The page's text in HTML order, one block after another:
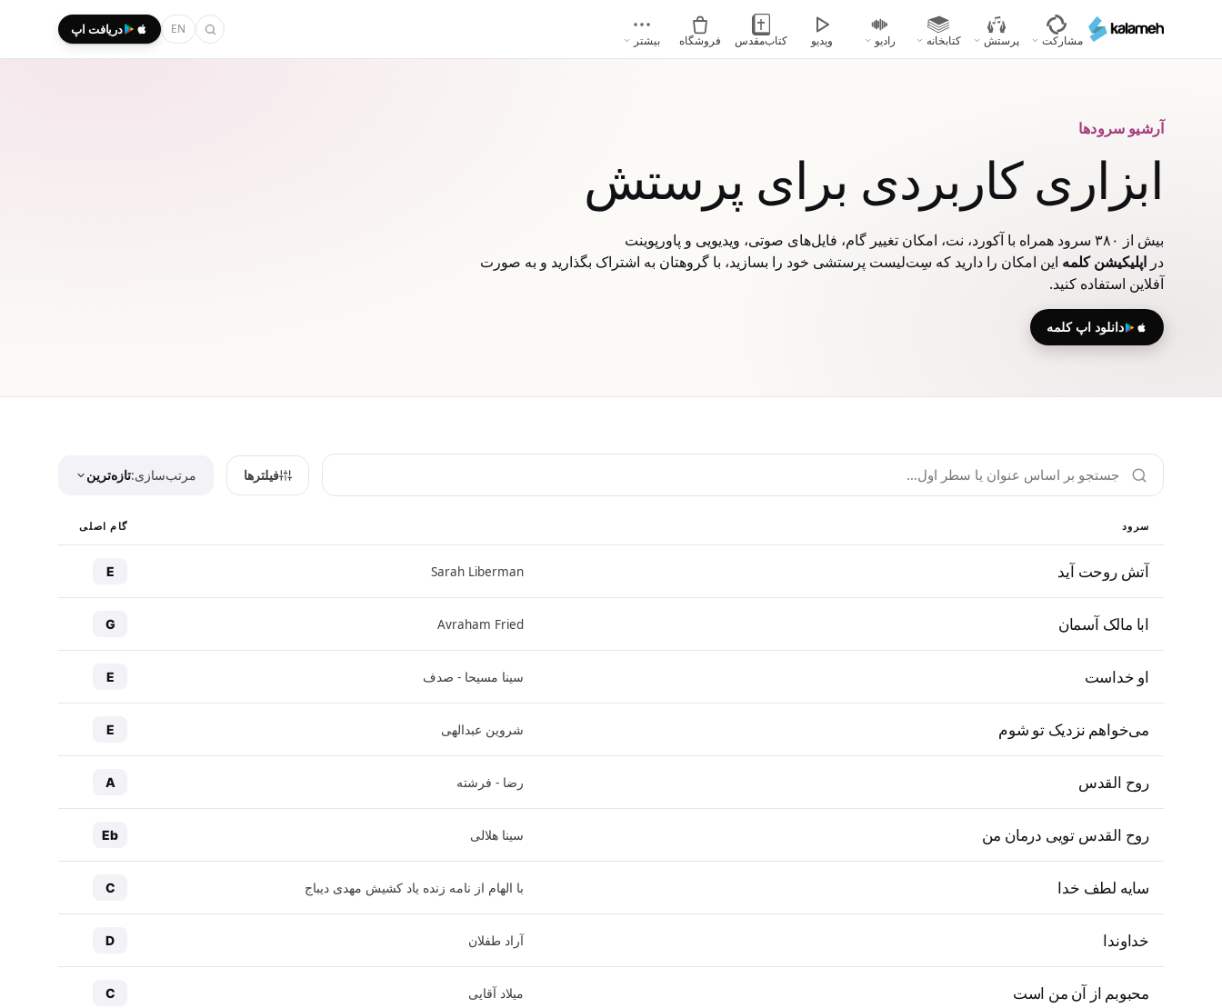
محتوای
مشارکت پرستش کتابخانه رادیو ویدیو کتاب‌مقدس فروشگاه بیشتر
EN دریافت اپ
آرشیو سرودها
ابزاری کاربردی برای پرستش
بیش از ۳۸۰ سرود همراه با آکورد، نت، امکان تغییر گام، فایل‌های صوتی، ویدیویی و پاورپوینت
در اپلیکیشن کلمه این امکان را دارید که سِت‌لیست پرستشی خود را بسازید، با گروهتان به اشتراک بگذارید و به صورت
آفلاین استفاده کنید.
دانلود اپ کلمه
فیلترها مرتب‌سازی:تازه‌ترین
سرود گام اصلی
آتش روحت آید Sarah Liberman
E
ابا مالک آسمان Avraham Fried
G
او خداست سینا مسیحا - صدف E
می‌خواهم نزدیک تو شوم شروین عبدالهی E
روح القدس رضا - فرشته A
روح القدس تویی درمان من سینا هلالی Eb
سایه لطف خدا با الهام از نامه زنده یاد کشیش مهدی دیباج C
خداوندا آراد طفلان D
محبوبم از آن من است میلاد آقایی C